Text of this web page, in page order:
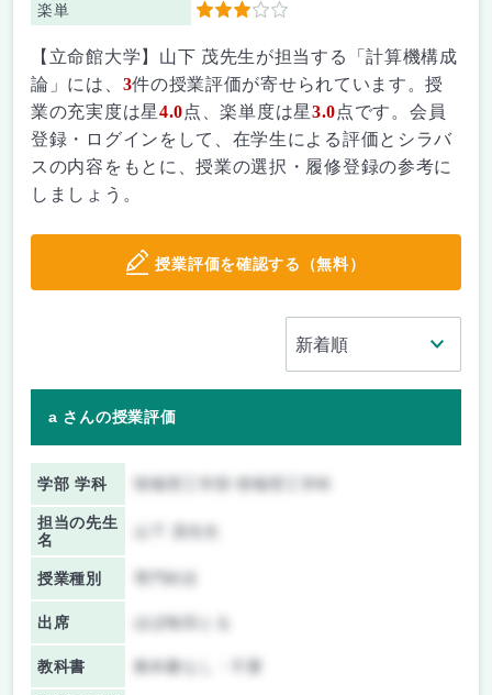
楽単 3
【立命館大学】山下 茂先生が担当する「計算機構成
論」には、 3件の授業評価が寄せられています。授
業の充実度は星4.0点、楽単度は星3.0点です。会員
登録・ログインをして、在学生による評価とシラバ
スの内容をもとに、授業の選択・履修登録の参考に
しましょう。
授業評価を確認する（無料）
a さんの授業評価
学部 学科 情報理工学部 情報理工学科
担当の先生
名
授業種別
出席 ほぼ毎回とる
教科書 教科書なし・不要